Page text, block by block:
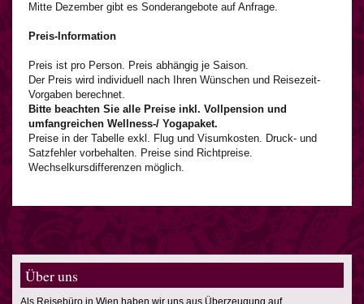
Mitte Dezember gibt es Sonderangebote auf Anfrage.
Preis-Information
Preis ist pro Person. Preis abhängig je Saison.
Der Preis wird individuell nach Ihren Wünschen und Reisezeit-
Vorgaben berechnet.
Bitte beachten Sie alle Preise inkl. Vollpension und
umfangreichen Wellness-/ Yogapaket.
Preise in der Tabelle exkl. Flug und Visumkosten. Druck- und
Satzfehler vorbehalten. Preise sind Richtpreise.
Wechselkursdifferenzen möglich.
Über uns